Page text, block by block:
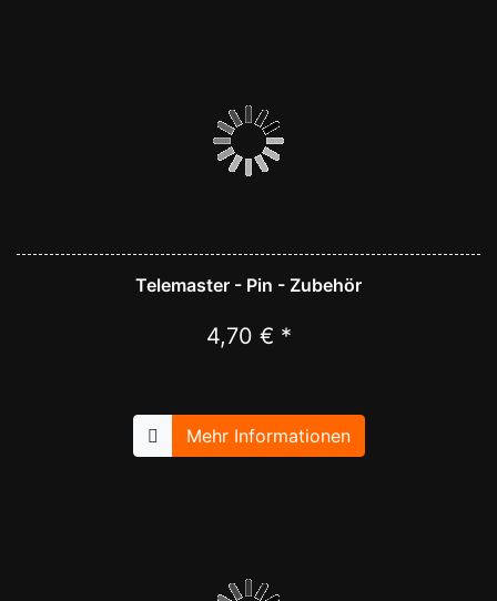
Telemaster - Pin - Zubehör
4,70 € *
Mehr Informationen